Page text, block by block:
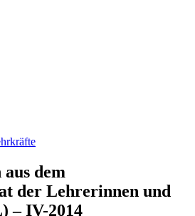
dem
der Lehrerinnen und
– IV-2014